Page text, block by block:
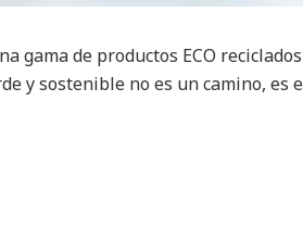
gama de productos ECO
y sostenible no es un camino, es